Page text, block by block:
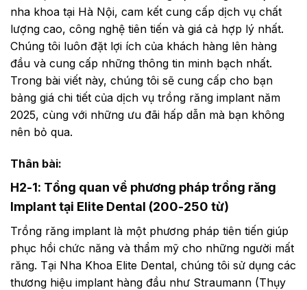
nha khoa tại Hà Nội, cam kết cung cấp dịch vụ chất
lượng cao, công nghệ tiên tiến và giá cả hợp lý nhất.
Chúng tôi luôn đặt lợi ích của khách hàng lên hàng
đầu và cung cấp những thông tin minh bạch nhất.
Trong bài viết này, chúng tôi sẽ cung cấp cho bạn
bảng giá chi tiết của dịch vụ trồng răng implant năm
2025, cùng với những ưu đãi hấp dẫn mà bạn không
nên bỏ qua.
Thân bài:
H2-1: Tổng quan về phương pháp trồng răng
Implant tại Elite Dental (200-250 từ)
Trồng răng implant là một phương pháp tiên tiến giúp
phục hồi chức năng và thẩm mỹ cho những người mất
răng. Tại Nha Khoa Elite Dental, chúng tôi sử dụng các
thương hiệu implant hàng đầu như Straumann (Thụy